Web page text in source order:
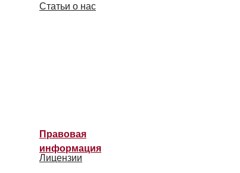
Правовая
информация
Статьи о нас
Лицензии